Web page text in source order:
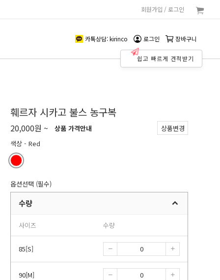
전체메뉴
회원가입 / 로그인
쉽고 빠르게 견적받기
카톡상담: kirinco 로그인 장바구니
훼르자 시카고 불스 농구복
20,000원 ~ 상품 가격안내
상품변경
색상- Red
옵션선택 (필수)
수량
사이즈 수량
85[S]
90[M]